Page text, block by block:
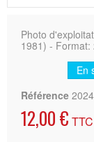
Photo
1981) - Format:
En
Référence
12,00 € TTC